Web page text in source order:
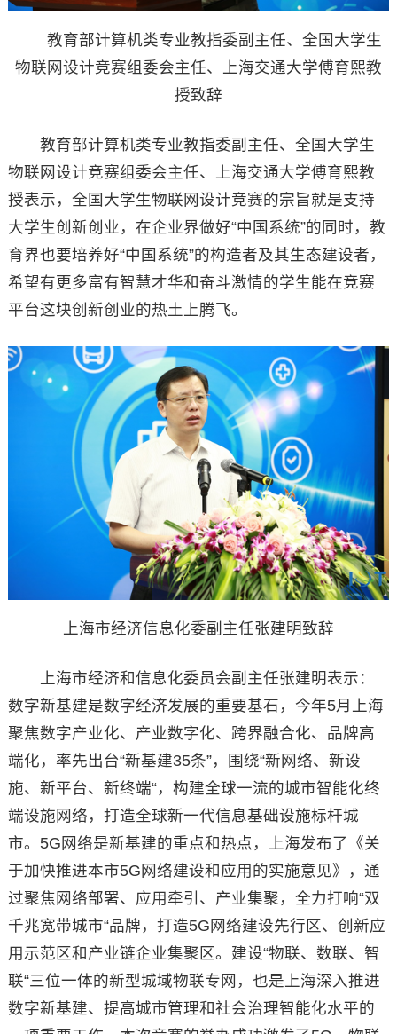
教育部计算机类专业教指委副主任、全国大学生
物联网设计竞赛组委会主任、上海交通大学傅育熙教
授致辞
教育部计算机类专业教指委副主任、全国大学生
物联网设计竞赛组委会主任、上海交通大学傅育熙教
授表示，全国大学生物联网设计竞赛的宗旨就是支持
大学生创新创业，在企业界做好“中国系统”的同时，教
育界也要培养好“中国系统”的构造者及其生态建设者，
希望有更多富有智慧才华和奋斗激情的学生能在竞赛
平台这块创新创业的热土上腾飞。
上海市经济信息化委副主任张建明致辞
上海市经济和信息化委员会副主任张建明表示：
数字新基建是数字经济发展的重要基石，今年5月上海
聚焦数字产业化、产业数字化、跨界融合化、品牌高
端化，率先出台“新基建35条”，围绕“新网络、新设
施、新平台、新终端“，构建全球一流的城市智能化终
端设施网络，打造全球新一代信息基础设施标杆城
市。5G网络是新基建的重点和热点，上海发布了《关
于加快推进本市5G网络建设和应用的实施意见》，通
过聚焦网络部署、应用牵引、产业集聚，全力打响“双
千兆宽带城市“品牌，打造5G网络建设先行区、创新应
用示范区和产业链企业集聚区。建设“物联、数联、智
联“三位一体的新型城域物联专网，也是上海深入推进
数字新基建、提高城市管理和社会治理智能化水平的